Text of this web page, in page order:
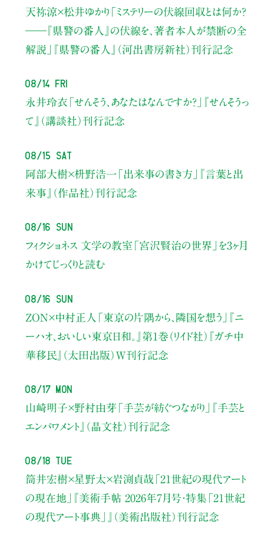
天祢涼×松井ゆかり 「ミステリーの伏線回収とは何か？
――『県警の番人』の伏線を、著者本人が禁断の全
解説」
『県警の番人』（河出書房新社）刊行記念
08/14 Fri
永井玲衣 「せんそう、あなたはなんですか？」
『せんそうっ
て』（講談社）刊行記念
08/15 Sat
阿部大樹×枡野浩一 「出来事の書き方」
『言葉と出
来事』（作品社）刊行記念
08/16 Sun
フィクショネス 文学の教室 「宮沢賢治の世界」を3ヶ月
かけてじっくりと読む
08/16 Sun
ZON×中村正人 「東京の片隅から、隣国を想う」
『ニ
ーハオ、おいしい東京日和。』第1巻（リイド社） 『ガチ中
華移民』（太田出版）W刊行記念
08/17 Mon
山崎明子×野村由芽 「手芸が紡ぐつながり」
『手芸と
エンパワメント』（晶文社）刊行記念
08/18 Tue
筒井宏樹×星野太×岩渕貞哉 「21世紀の現代アート
の現在地」
『美術手帖 2026年7月号・特集「21世紀
の現代アート事典」』（美術出版社）刊行記念